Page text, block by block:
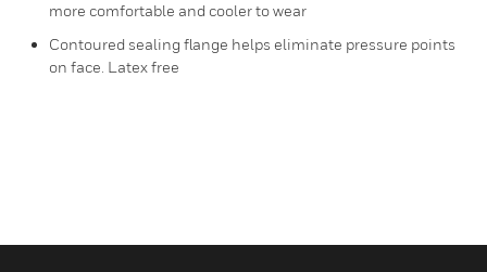
more comfortable and cooler to wear
Contoured sealing flange helps eliminate pressure points
on face. Latex free